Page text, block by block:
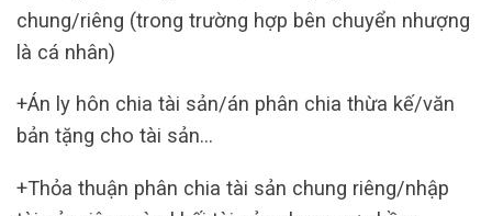
chung/riêng (trong trường hợp bên chuyển nhượng
là cá nhân)
+Án ly hôn chia tài sản/án phân chia thừa kế/văn
bản tặng cho tài sản…
+Thỏa thuận phân chia tài sản chung riêng/nhập